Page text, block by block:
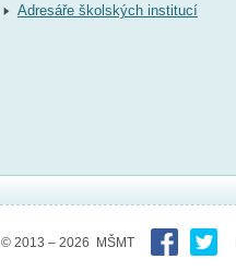
Adresáře školských institucí
© 2013 – 2026 MŠMT